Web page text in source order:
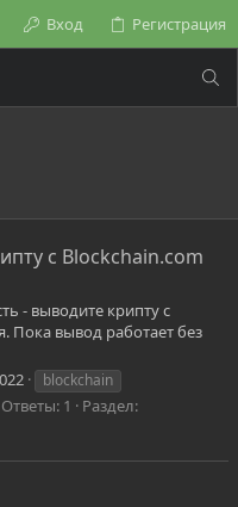
Вход Регистрация
с Blockchain‌.com
- выводите крипту с
Пока вывод работает без
blockchain
Ответы: 1
Раздел: